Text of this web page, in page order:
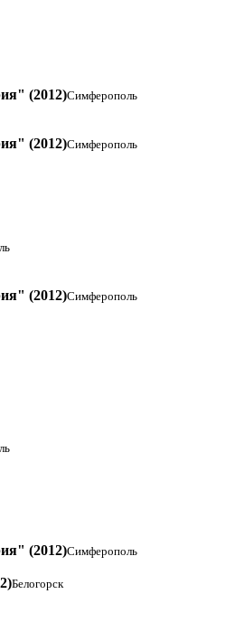
(2012)Симферополь
(2012)Симферополь
(2012)Симферополь
(2012)Симферополь
Белогорск